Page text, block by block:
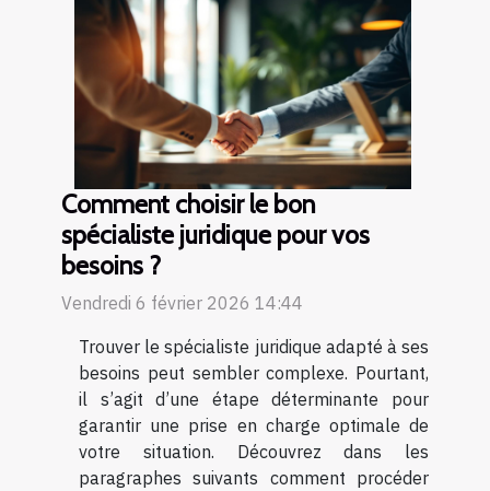
Comment choisir le bon
spécialiste juridique pour vos
besoins ?
Vendredi 6 février 2026 14:44
Trouver le spécialiste juridique adapté à ses
besoins peut sembler complexe. Pourtant,
il s’agit d’une étape déterminante pour
garantir une prise en charge optimale de
votre situation. Découvrez dans les
paragraphes suivants comment procéder